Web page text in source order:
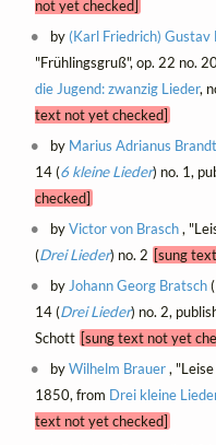
not yet checked]
by (Karl Friedrich)
"Frühlingsgruß", op. 22 no.
die Jugend: zwanzig Lieder,
text not yet checked]
by Marius Adrianus
14 (6 kleine Lieder) no. 1,
checked]
byVictor von Brasch,
(Drei Lieder) no. 2 [sung
byJohann Georg Bratsch
14 (Drei Lieder) no. 2,
Schott [sung text not yet
byWilhelm Brauer,
1850, from Drei kleine
text not yet checked]